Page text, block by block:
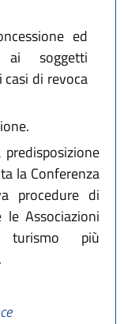
ed
ai soggetti
di revoca
la Conferenza
procedure di
Associazioni
turismo più